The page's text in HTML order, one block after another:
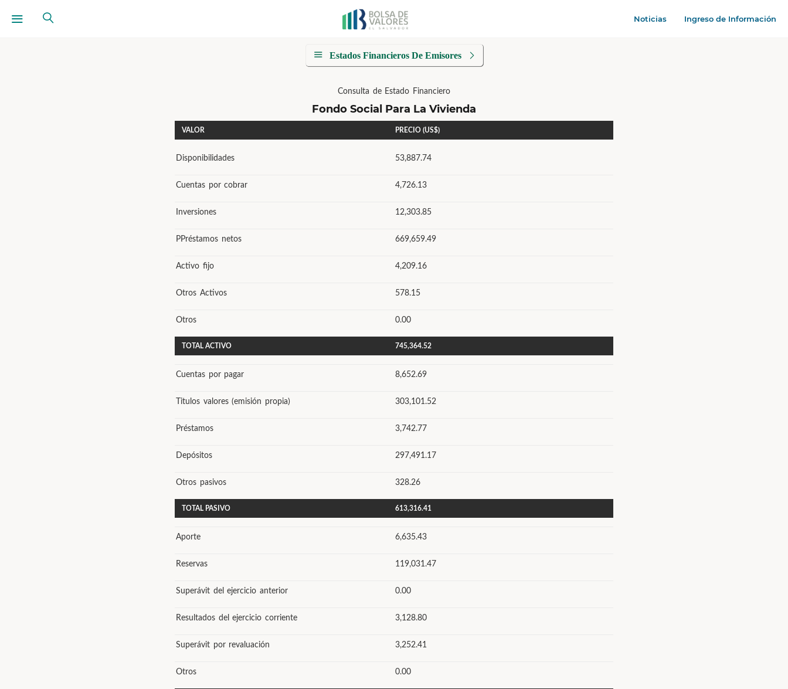
Noticias Ingreso de Información
Estados Financieros De Emisores
Consulta de Estado Financiero
Fondo Social Para La Vivienda
VALOR PRECIO (US$)
Disponibilidades 53,887.74
Cuentas por cobrar 4,726.13
Inversiones 12,303.85
PPréstamos netos 669,659.49
Activo fijo 4,209.16
Otros Activos 578.15
Otros 0.00
TOTAL ACTIVO 745,364.52
Cuentas por pagar 8,652.69
Titulos valores (emisión propia) 303,101.52
Préstamos 3,742.77
Depósitos 297,491.17
Otros pasivos 328.26
TOTAL PASIVO 613,316.41
Aporte 6,635.43
Reservas 119,031.47
Superávit del ejercicio anterior 0.00
Resultados del ejercicio corriente 3,128.80
Superávit por revaluación 3,252.41
Otros 0.00